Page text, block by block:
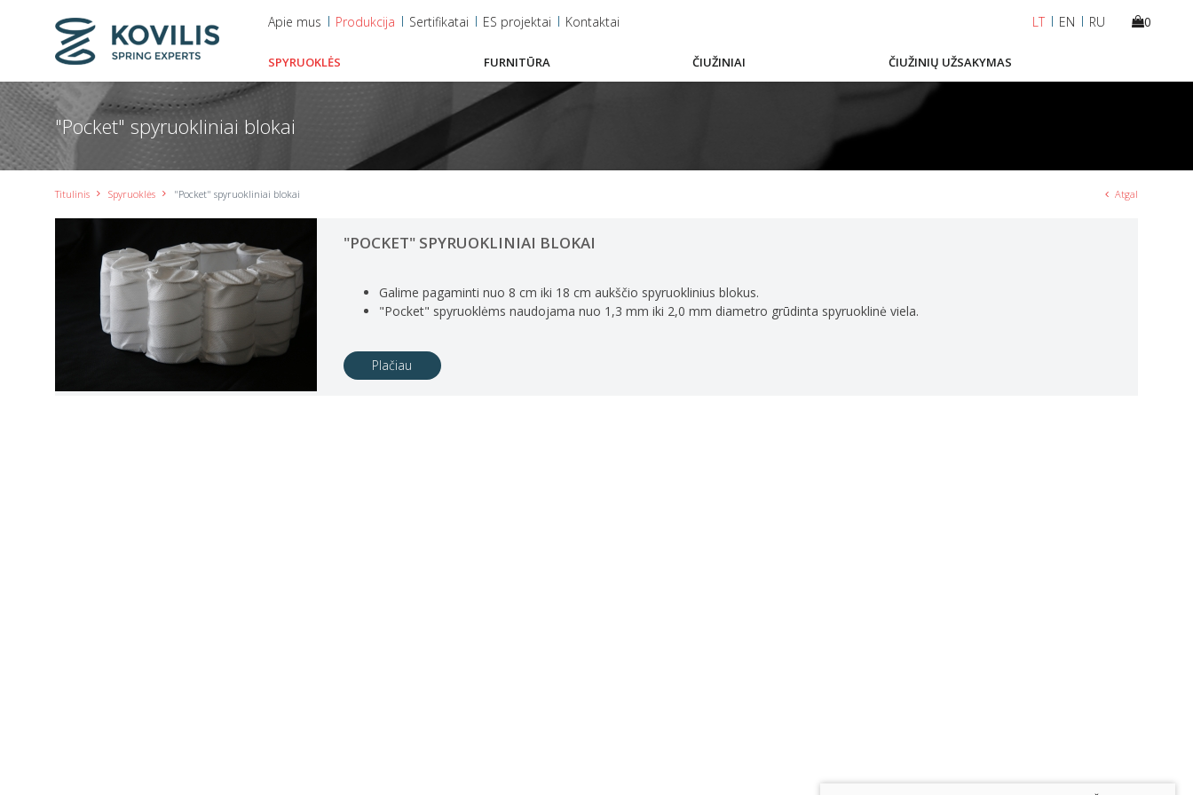
0
LT EN RU
Apie mus Produkcija Sertifikatai ES projektai Kontaktai
SPYRUOKLĖS FURNITŪRA ČIUŽINIAI ČIUŽINIŲ UŽSAKYMAS
"Pocket" spyruokliniai blokai
Titulinis Spyruoklės "Pocket" spyruokliniai blokai Atgal
"POCKET" SPYRUOKLINIAI BLOKAI
Galime pagaminti nuo 8 cm iki 18 cm aukščio spyruoklinius blokus.
"Pocket" spyruoklėms naudojama nuo 1,3 mm iki 2,0 mm diametro grūdinta spyruoklinė viela.
Plačiau